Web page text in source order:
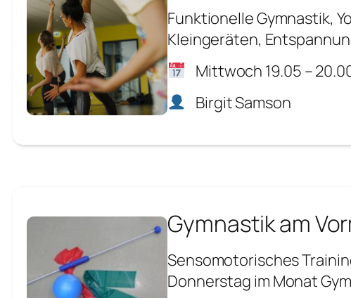
Funktionelle Gymnastik,
Kleingeräten,
Mittwoch 19.05 –
Birgit Samson
Gymnastik am
Sensomotorisches
Donnerstag im Monat